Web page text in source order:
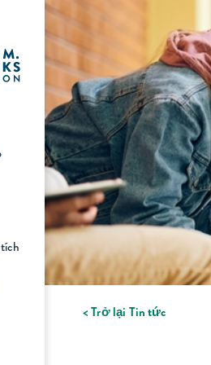
< Trở lại Tin tức